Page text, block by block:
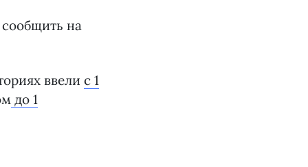
на
ввели с 1
до 1